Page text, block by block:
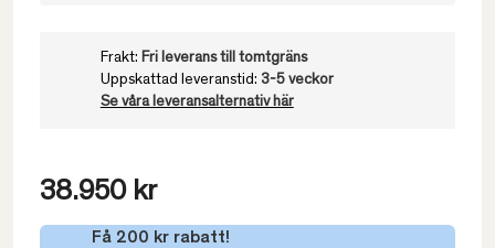
Frakt: Fri leverans till tomtgräns
Uppskattad leveranstid: 3-5 veckor
Se våra leveransalternativ här
38.950 kr
Få 200 kr rabatt!